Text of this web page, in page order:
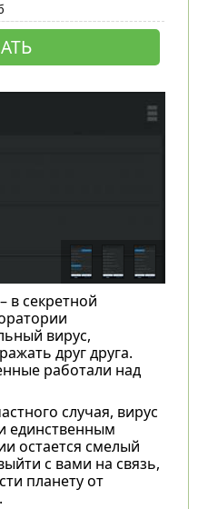
в секретной
вирус,
друг друга.
работали над
случая, вирус
единственным
остается смелый
с вами на связь,
планету от